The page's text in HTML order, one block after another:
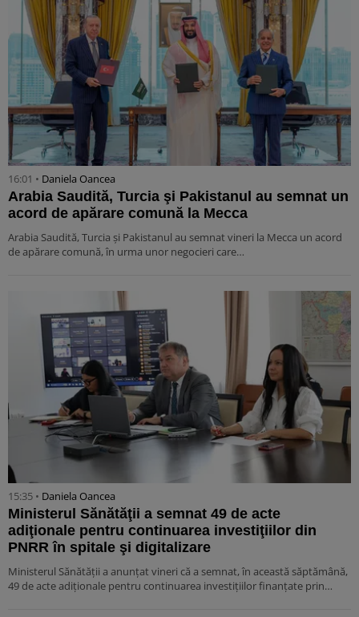
16:01 • Daniela Oancea
Arabia Saudită, Turcia şi Pakistanul au semnat un
acord de apărare comună la Mecca
Arabia Saudită, Turcia şi Pakistanul au semnat vineri la Mecca un acord
de apărare comună, în urma unor negocieri care…
15:35 • Daniela Oancea
Ministerul Sănătăţii a semnat 49 de acte
adiţionale pentru continuarea investiţiilor din
PNRR în spitale şi digitalizare
Ministerul Sănătăţii a anunţat vineri că a semnat, în această săptămână,
49 de acte adiţionale pentru continuarea investiţiilor finanţate prin…